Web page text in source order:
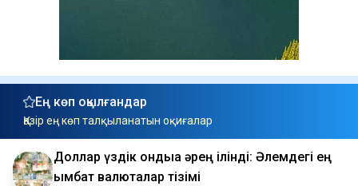
Ең көп оқылғандар
Қазір ең көп талқыланатын оқиғалар
Доллар үздік ондыққа әрең ілінді: Әлемдегі ең
қымбат валюталар тізімі